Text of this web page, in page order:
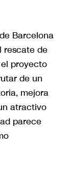
Barcelona
rescate de
proyecto
de un
mejora
atractivo
parece